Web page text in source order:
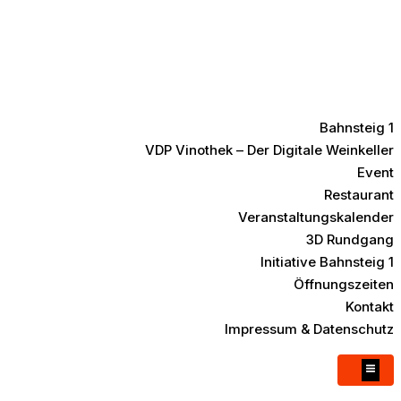
Bahnsteig 1
VDP Vinothek – Der Digitale Weinkeller
Event
Restaurant
Veranstaltungskalender
3D Rundgang
Initiative Bahnsteig 1
Öffnungszeiten
Kontakt
Impressum & Datenschutz